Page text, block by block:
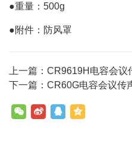
●重量：500g
●附件：防风罩
上一篇：CR9619H电容会
下一篇：CR60G电容会议传